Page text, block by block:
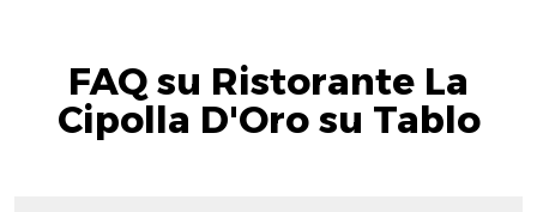
FAQ su Ristorante La
Cipolla D'Oro su Tablo